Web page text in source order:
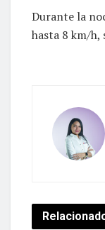
Durante la
hasta 8 km/h,